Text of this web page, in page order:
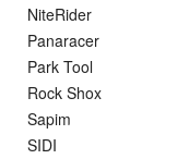
NiteRider
Panaracer
Park Tool
Rock Shox
Sapim
SIDI